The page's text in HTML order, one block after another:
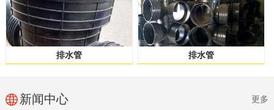
排水管 排水管
新闻中心 更多